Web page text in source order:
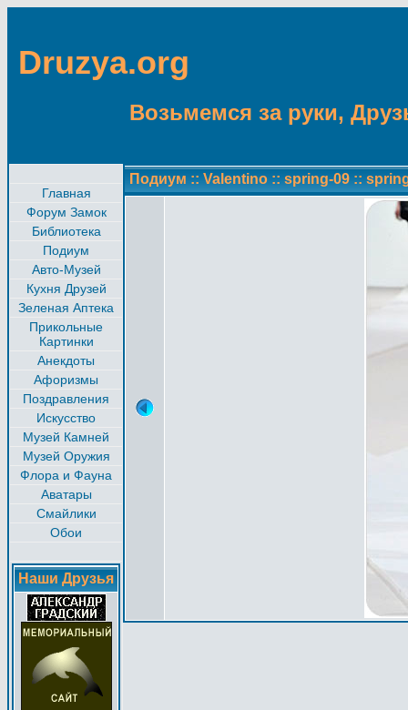
Druzya.org
Возьмемся за руки,
Главная
Форум Замок
Библиотека
Подиум
Авто-Музей
Кухня Друзей
Зеленая Аптека
Прикольные
Картинки
Анекдоты
Афоризмы
Поздравления
Искусство
Музей Камней
Музей Оружия
Флора и Фауна
Аватары
Смайлики
Обои
Наши Друзья
Подиум :: Valentino :: spring-09 ::